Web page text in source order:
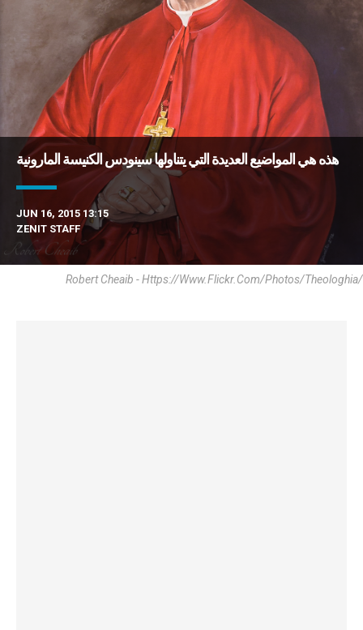
هذه هي المواضيع العديدة التي يتناولها سينودس الكنيسة المارونية
JUN 16, 2015 13:15
ZENIT STAFF
Robert Cheaib - Https://www.flickr.com/photos/theologhia/